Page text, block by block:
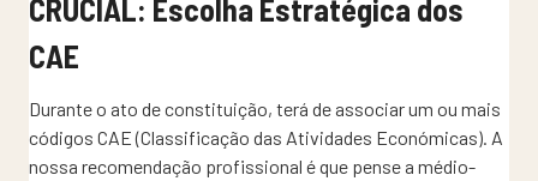
CRUCIAL: Escolha Estratégica dos
CAE
Durante o ato de constituição, terá de associar um ou mais
códigos CAE (Classificação das Atividades Económicas). A
nossa recomendação profissional é que pense a médio-